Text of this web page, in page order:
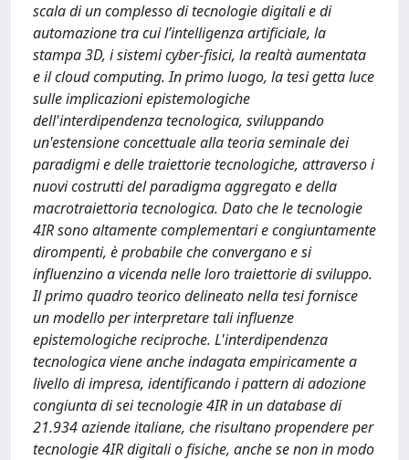
scala di un complesso di tecnologie digitali e di
automazione tra cui l’intelligenza artificiale, la
stampa 3D, i sistemi cyber-fisici, la realtà aumentata
e il cloud computing. In primo luogo, la tesi getta luce
sulle implicazioni epistemologiche
dell'interdipendenza tecnologica, sviluppando
un'estensione concettuale alla teoria seminale dei
paradigmi e delle traiettorie tecnologiche, attraverso i
nuovi costrutti del paradigma aggregato e della
macrotraiettoria tecnologica. Dato che le tecnologie
4IR sono altamente complementari e congiuntamente
dirompenti, è probabile che convergano e si
influenzino a vicenda nelle loro traiettorie di sviluppo.
Il primo quadro teorico delineato nella tesi fornisce
un modello per interpretare tali influenze
epistemologiche reciproche. L'interdipendenza
tecnologica viene anche indagata empiricamente a
livello di impresa, identificando i pattern di adozione
congiunta di sei tecnologie 4IR in un database di
21.934 aziende italiane, che risultano propendere per
tecnologie 4IR digitali o fisiche, anche se non in modo